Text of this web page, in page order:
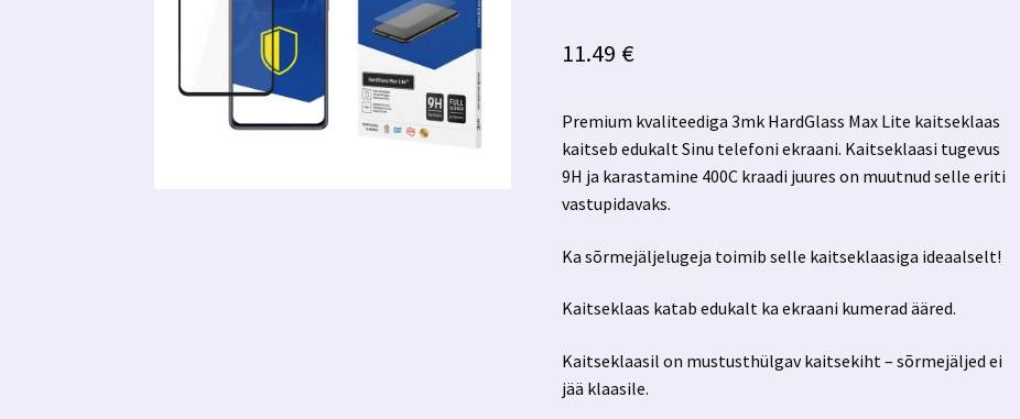
11.49 €
Premium kvaliteediga 3mk HardGlass Max Lite kaitseklaas
kaitseb edukalt Sinu telefoni ekraani. Kaitseklaasi tugevus
9H ja karastamine 400C kraadi juures on muutnud selle eriti
vastupidavaks.
Ka sõrmejäljelugeja toimib selle kaitseklaasiga ideaalselt!
Kaitseklaas katab edukalt ka ekraani kumerad ääred.
Kaitseklaasil on mustusthülgav kaitsekiht – sõrmejäljed ei
jää klaasile.